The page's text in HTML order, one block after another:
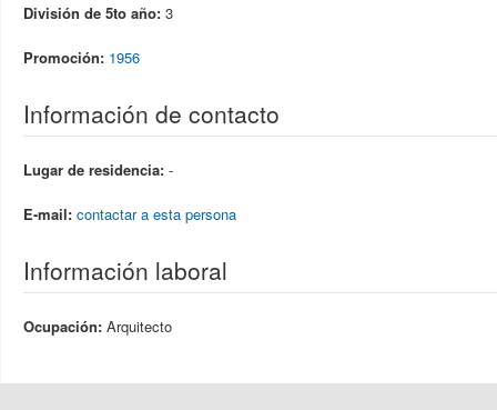
División de 5to año: 3
Promoción: 1956
Información de contacto
Lugar de residencia: -
E-mail: contactar a esta persona
Información laboral
Ocupación: Arquitecto